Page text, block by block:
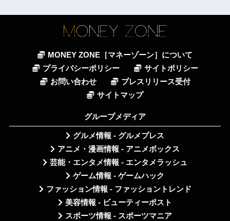
MONEY ZONE［マネーゾーン］について
プライバシーポリシー
サイトポリシー
お問い合わせ
プレスリリース受付
サイトマップ
グループメディア
グルメ情報 - グルメプレス
アニメ・漫画情報 - アニメボックス
芸能・エンタメ情報 - エンタメラッシュ
ゲーム情報 - ゲームハック
ファッション情報 - ファッショントレンド
美容情報 - ビューティーポスト
スポーツ情報 - スポーツマニア